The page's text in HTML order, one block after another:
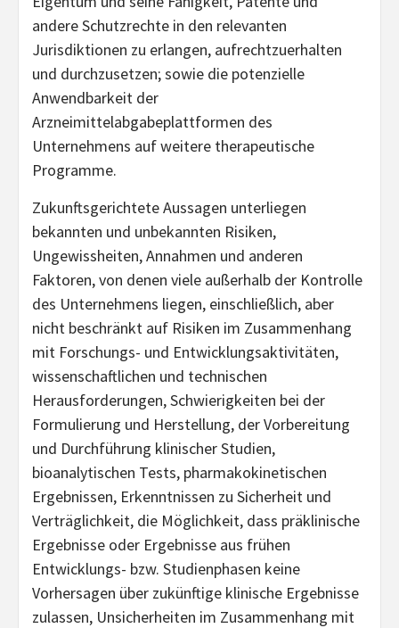
andere Schutzrechte in den relevanten
Jurisdiktionen zu erlangen, aufrechtzuerhalten
und durchzusetzen; sowie die potenzielle
Anwendbarkeit der
Arzneimittelabgabeplattformen des
Unternehmens auf weitere therapeutische
Programme.
Zukunftsgerichtete Aussagen unterliegen
bekannten und unbekannten Risiken,
Ungewissheiten, Annahmen und anderen
Faktoren, von denen viele außerhalb der Kontrolle
des Unternehmens liegen, einschließlich, aber
nicht beschränkt auf Risiken im Zusammenhang
mit Forschungs- und Entwicklungsaktivitäten,
wissenschaftlichen und technischen
Herausforderungen, Schwierigkeiten bei der
Formulierung und Herstellung, der Vorbereitung
und Durchführung klinischer Studien,
bioanalytischen Tests, pharmakokinetischen
Ergebnissen, Erkenntnissen zu Sicherheit und
Verträglichkeit, die Möglichkeit, dass präklinische
Ergebnisse oder Ergebnisse aus frühen
Entwicklungs- bzw. Studienphasen keine
Vorhersagen über zukünftige klinische Ergebnisse
zulassen, Unsicherheiten im Zusammenhang mit